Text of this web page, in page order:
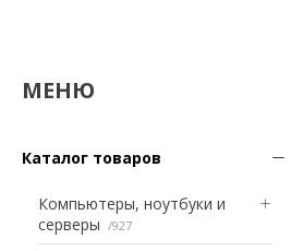
Каталог товаров
Компьютеры, ноутбуки и
серверы
927